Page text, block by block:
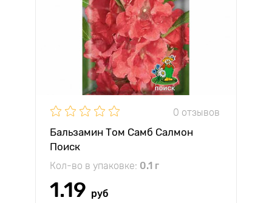
0 отзывов
Бальзамин Том Самб Салмон
Поиск
Кол-во в упаковке: 0.1 г
1.19 руб